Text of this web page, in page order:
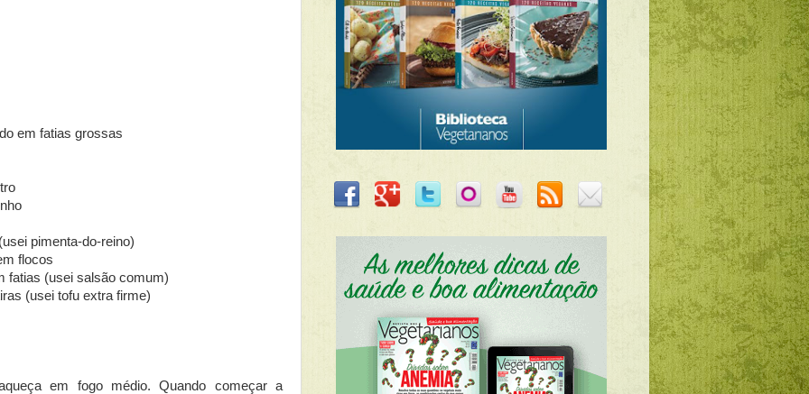
em fatias grossas
pimenta-do-reino)
flocos
fatias (usei salsão comum)
(usei tofu extra firme)
em fogo médio. Quando começar a